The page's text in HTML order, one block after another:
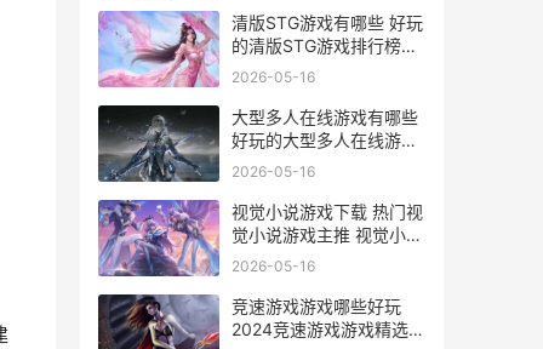
清版STG游戏有哪些 好玩
的清版STG游戏排行榜前
10
2026-05-16
大型多人在线游戏有哪些
好玩的大型多人在线游戏
精选 大型多人在线游戏天
2026-05-16
视觉小说游戏下载 热门视
觉小说游戏主推 视觉小说
游戏下载
2026-05-16
竞速游戏游戏哪些好玩
2024竞速游戏游戏精选